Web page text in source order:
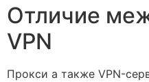
Отличие
VPN
Прокси а также VPN-